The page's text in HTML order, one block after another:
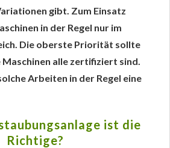
gibt. Zum Einsatz
in der Regel nur im
Die oberste Priorität sollte
Maschinen alle zertifiziert sind.
Arbeiten in der Regel eine
ist die
Richtige?